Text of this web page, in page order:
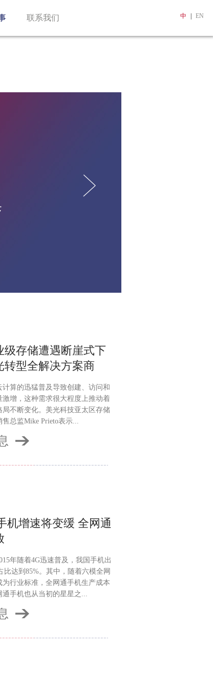
联系我们 中 EN
级存储遭遇断崖式下
转型全解决方案商
计算的迅猛普及导致创建、访问和
激增，这种需求很大程度上推动着
局不断变化。美光科技亚太区存储
售总监Mike Prieto表示...
机增速将变缓 全网通
年随着4G迅速普及，我国手机出
比达到85%。其中，随着六模全网
为行业标准，全网通手机生产成本
通手机也从当初的星星之...